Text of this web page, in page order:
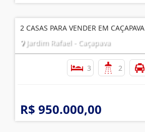
2 CASAS PARA VENDER EM CAÇAPAVA
Jardim Rafael - Caçapava
3 2
R$ 950.000,00